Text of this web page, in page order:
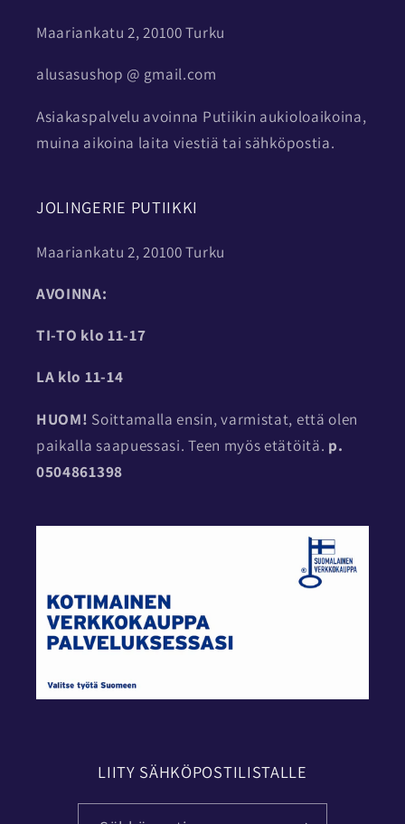
Maariankatu 2, 20100 Turku
alusasushop @ gmail.com
Asiakaspalvelu avoinna Putiikin aukioloaikoina,
muina aikoina laita viestiä tai sähköpostia.
JOLINGERIE PUTIIKKI
Maariankatu 2, 20100 Turku
AVOINNA:
TI-TO klo 11-17
LA klo 11-14
HUOM! Soittamalla ensin, varmistat, että olen
paikalla saapuessasi. Teen myös etätöitä. p.
0504861398
LIITY SÄHKÖPOSTILISTALLE